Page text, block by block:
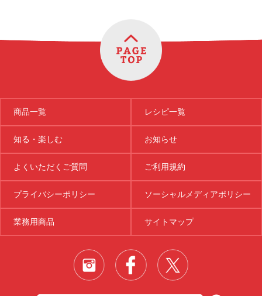
商品一覧 レシピ一覧
知る・楽しむ お知らせ
よくいただくご質問 ご利用規約
プライバシーポリシー ソーシャルメディアポリシー
業務用商品 サイトマップ